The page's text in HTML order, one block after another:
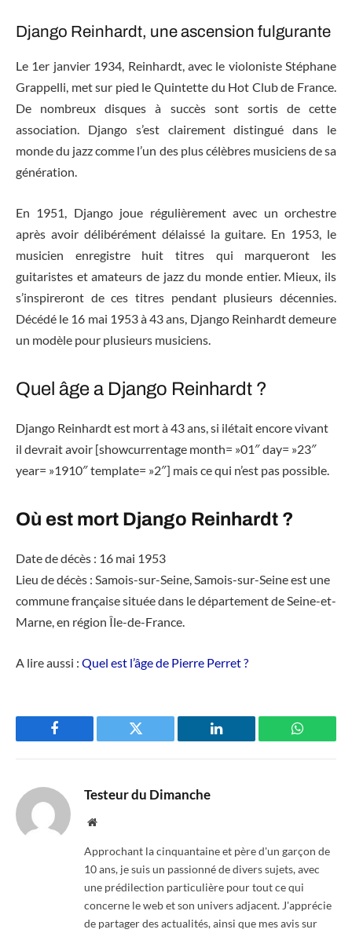
Django Reinhardt, une ascension fulgurante
Le 1er janvier 1934, Reinhardt, avec le violoniste Stéphane
Grappelli, met sur pied le Quintette du Hot Club de France.
De nombreux disques à succès sont sortis de cette
association. Django s’est clairement distingué dans le
monde du jazz comme l’un des plus célèbres musiciens de sa
génération.
En 1951, Django joue régulièrement avec un orchestre
après avoir délibérément délaissé la guitare. En 1953, le
musicien enregistre huit titres qui marqueront les
guitaristes et amateurs de jazz du monde entier. Mieux, ils
s’inspireront de ces titres pendant plusieurs décennies.
Décédé le 16 mai 1953 à 43 ans, Django Reinhardt demeure
un modèle pour plusieurs musiciens.
Quel âge a Django Reinhardt ?
Django Reinhardt est mort à 43 ans, si ilétait encore vivant
il devrait avoir [showcurrentage month= »01″ day= »23″
year= »1910″ template= »2″] mais ce qui n’est pas possible.
Où est mort Django Reinhardt ?
Date de décès : 16 mai 1953
Lieu de décès : Samois-sur-Seine, Samois-sur-Seine est une
commune française située dans le département de Seine-et-
Marne, en région Île-de-France.
A lire aussi : Quel est l’âge de Pierre Perret ?
Facebook Twitter LinkedIn
Testeur du Dimanche
Website
Approchant la cinquantaine et père d'un garçon de
10 ans, je suis un passionné de divers sujets, avec
une prédilection particulière pour tout ce qui
concerne le web et son univers adjacent. J'apprécie
de partager des actualités, ainsi que mes avis sur